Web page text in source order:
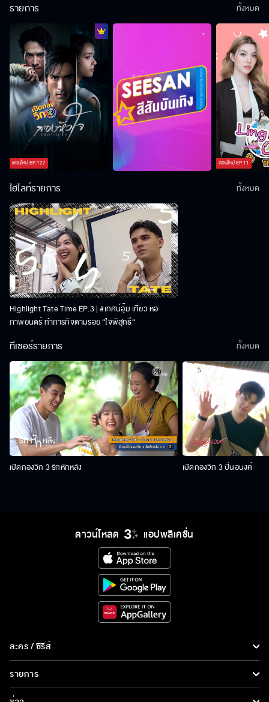
รายการ
ตอนใหม่EP.127 ตอนใหม่EP.11
ทั้งหมด
ไฮไลท์รายการ
Highlight Tate Time EP.3 | #เทศน์อุ้ม เที่ยว หอ
ภาพยนตร์ ทำภารกิจตามรอย “ใจพิสุทธิ์“
ทั้งหมด
ทีเซอร์รายการ
เปิดกองวิก 3 รักหักหลัง เปิดกองวิก 3 ปิ่นอนงค์
ทั้งหมด
ดาวน์โหลด แอปพลิเคชั่น
ละคร / ซีรีส์
ละคร/ซีรีส์
ซีรีส์นานาชาติ
รายการ
รายการทั้งหมด